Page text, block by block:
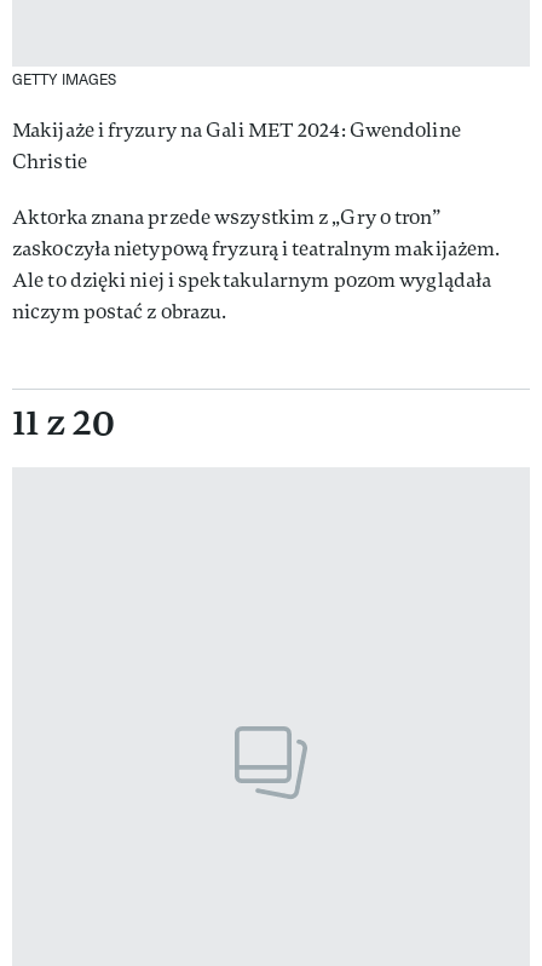
GETTY IMAGES
Makijaże i fryzury na Gali MET 2024: Gwendoline
Christie
Aktorka znana przede wszystkim z „Gry o tron”
zaskoczyła nietypową fryzurą i teatralnym makijażem.
Ale to dzięki niej i spektakularnym pozom wyglądała
niczym postać z obrazu.
11 z 20